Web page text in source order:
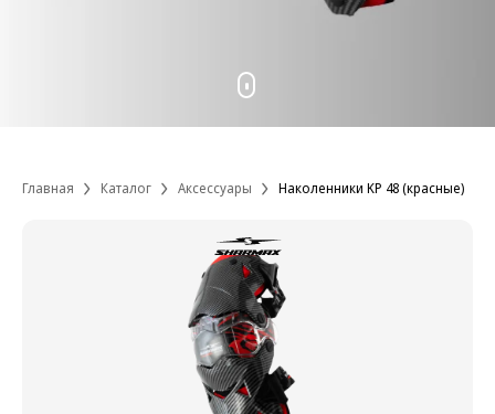
Главная Каталог Аксессуары Наколенники KP 48 (красные)